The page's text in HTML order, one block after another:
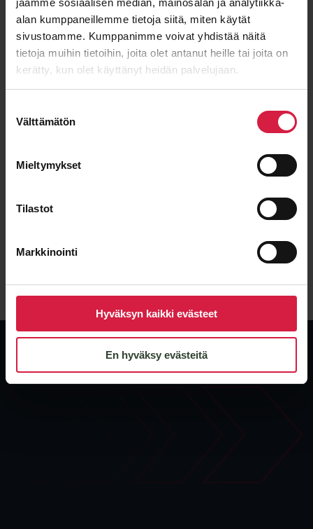
alan kumppaneillemme tietoja siitä, miten käytät
sivustoamme. Kumppanimme voivat yhdistää näitä
tietoja muihin tietoihin, joita olet antanut heille tai joita on
kerätty, kun olet käyttänyt heidän palvelujaan.
valinta
Välttämätön
Mieltymykset
Tilastot
Markkinointi
Hyväksyn kaikki evästeet
En hyväksy evästeitä
Hyvä hinta-laatu
Pitkäaikainen yhteistyö
eurooppalaiselta valmistajalta